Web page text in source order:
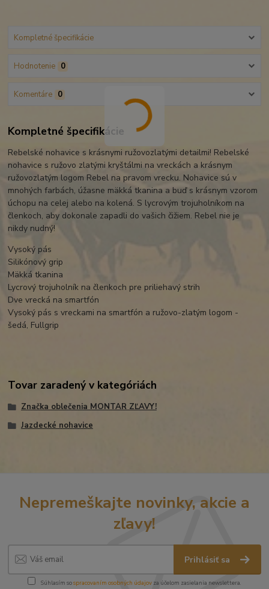
Kompletné špecifikácie
Hodnotenie 0
Komentáre 0
Kompletné špecifikácie
Rebelské nohavice s krásnymi ružovozlatými detailmi! Rebelské
nohavice s ružovo zlatými kryštálmi na vreckách a krásnym
ružovozlatým logom Rebel na pravom vrecku. Nohavice sú v
mnohých farbách, úžasne mäkká tkanina a buď s krásnym vzorom
úchopu na celej alebo na kolená. S lycrovým trojuholníkom na
členkoch, aby dokonale zapadli do vašich čižiem. Rebel nie je
nikdy nudný!
Vysoký pás
Silikónový grip
Mäkká tkanina
Lycrový trojuholník na členkoch pre priliehavý strih
Dve vrecká na smartfón
Vysoký pás s vreckami na smartfón a ružovo-zlatým logom -
šedá, Fullgrip
Tovar zaradený v kategóriách
Značka oblečenia MONTAR ZĽAVY!
Jazdecké nohavice
Nepremeškajte novinky, akcie a
zľavy!
Prihlásiť sa
Súhlasím sospracovaním osobných údajov za účelom zasielania newslettera.